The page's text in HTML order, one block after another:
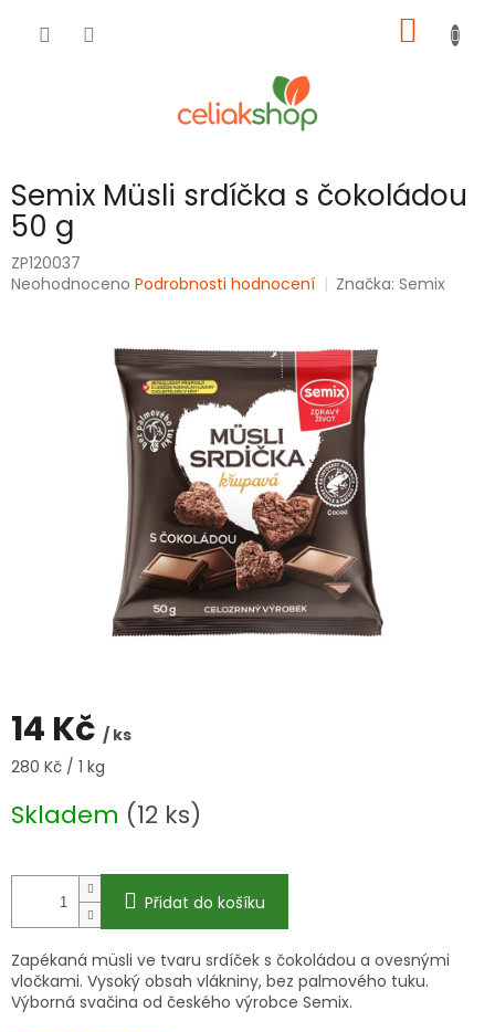
KOŠÍK
Semix Müsli srdíčka s čokoládou
50 g
ZP120037
Průměrné
Neohodnoceno Podrobnosti hodnocení Značka:Semix
14 Kč / ks
Měrná
280 Kč / 1 kg
Skladem (12 ks)
Přidat do košíku
Zapékaná müsli ve tvaru srdíček s čokoládou a ovesnými
vločkami. Vysoký obsah vlákniny, bez palmového tuku.
Výborná svačina od českého výrobce Semix.